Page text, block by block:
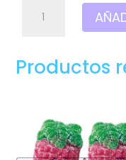
colores
cantidad
Productos